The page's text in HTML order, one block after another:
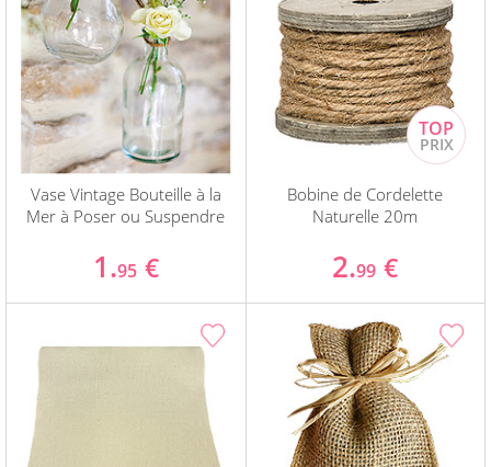
Vase Vintage Bouteille à la
Mer à Poser ou Suspendre
1.95 €
Bobine de Cordelette
Naturelle 20m
2.99 €